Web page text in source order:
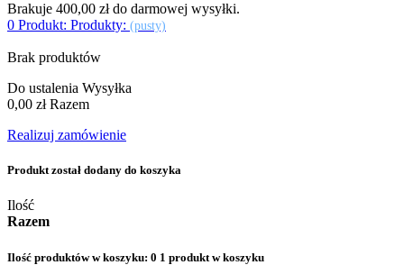
Brakuje 400,00 złdo darmowej wysyłki.
0 Produkt: Produkty: (pusty)
Brak produktów
Do ustalenia Wysyłka
0,00 zł Razem
Realizuj zamówienie
Produkt został dodany do koszyka
Ilość
Razem
Ilość produktów w koszyku: 0 1 produkt w koszyku